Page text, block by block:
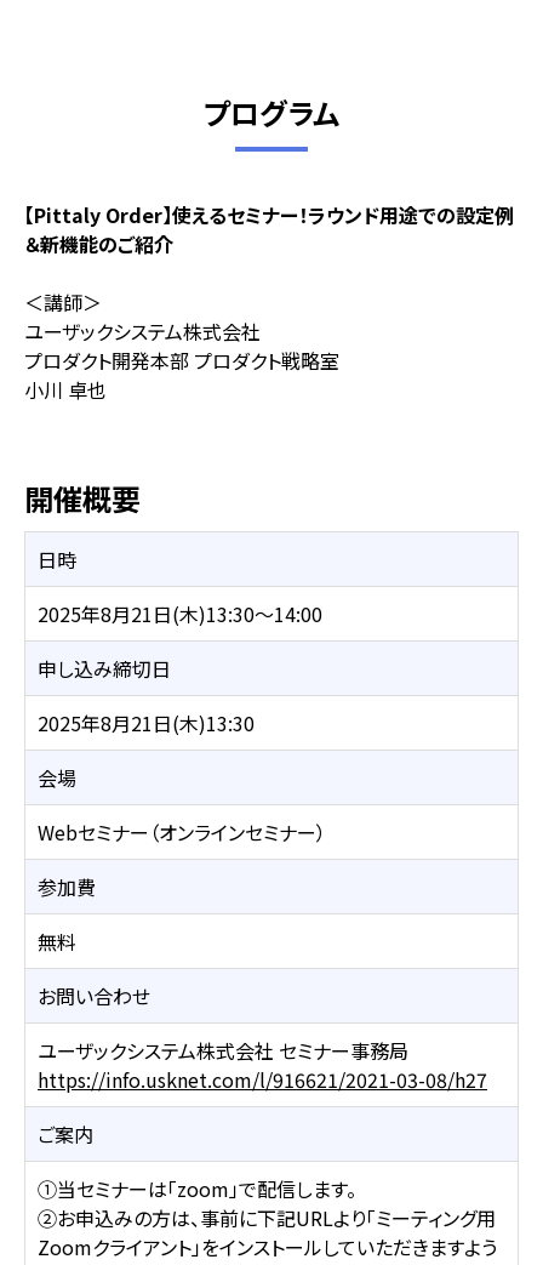
プログラム
【Pittaly Order】使えるセミナー！ラウンド用途での設定例
＆新機能のご紹介
＜講師＞
ユーザックシステム株式会社
プロダクト開発本部 プロダクト戦略室
小川 卓也
開催概要
日時
2025年8月21日(木)13:30～14:00
申し込み締切日
2025年8月21日(木)13:30
会場
Webセミナー（オンラインセミナー）
参加費
無料
お問い合わせ
ユーザックシステム株式会社 セミナー事務局
https://info.usknet.com/l/916621/2021-03-08/h27
ご案内
①当セミナーは「zoom」で配信します。
②お申込みの方は、事前に下記URLより「ミーティング用
Zoomクライアント」をインストールしていただきますよう